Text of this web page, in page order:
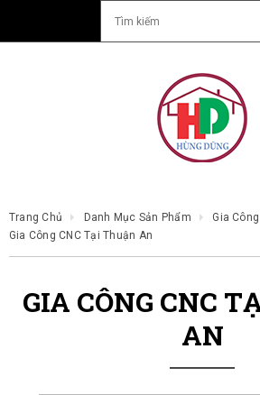
Trang Chủ Danh Mục Sản Phẩm
Gia
Gia Công CNC Tại Thuận An
GIA CÔNG CNC
AN